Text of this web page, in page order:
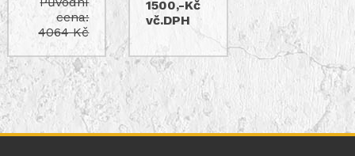
cena:
4064 Kč
1500,-Kč
vč.DPH